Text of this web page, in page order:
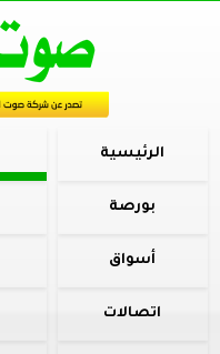
الرئيسية
بورصة
أسواق
اتصالات